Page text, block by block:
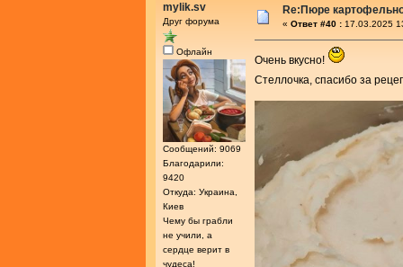
mylik.sv
Друг форума
Офлайн
Сообщений: 9069
Благодарили:
9420
Откуда: Украина,
Киев
Чему бы грабли
не учили, а
сердце верит в
чудеса!
Re:Пюре
« Ответ #40 : 17.03.2025
Очень вкусно!
Стеллочка, спасибо за